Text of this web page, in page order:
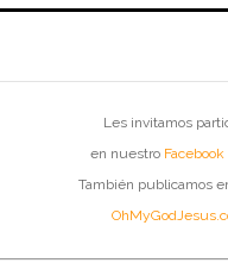
Les invitamos
en nuestro Facebook
También publicamos